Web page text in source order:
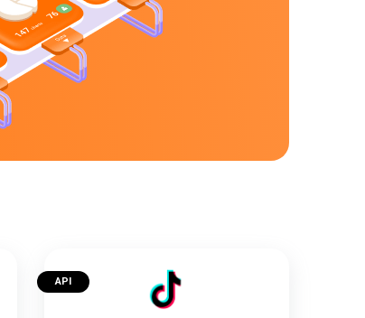
API